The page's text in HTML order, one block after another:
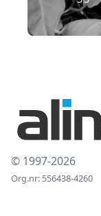
© 1997-2026
Org.nr: 556438-4260